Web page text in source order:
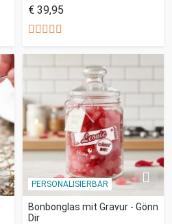
€ 39,95
PERSONALISIERBAR
Bonbonglas mit Gravur - Gönn
Dir